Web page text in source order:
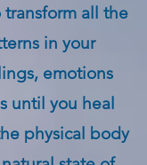
all the
in your
emotions
until you heal
physical body